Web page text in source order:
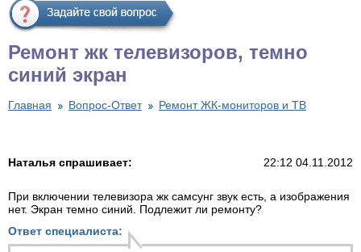
Ремонт жк телевизоров, темно
синий экран
Главная Вопрос-Ответ Ремонт ЖК-мониторов и ТВ
Наталья спрашивает: 22:12 04.11.2012
При включении телевизора жк самсунг звук есть, а изображения
нет. Экран темно синий. Подлежит ли ремонту?
Ответ специалиста: